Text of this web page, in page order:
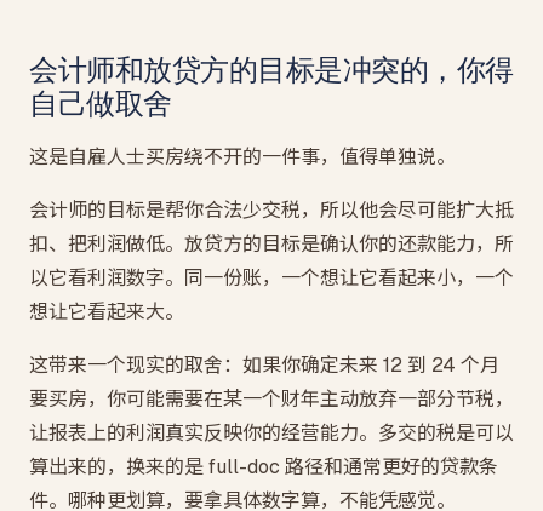
会计师和放贷方的目标是冲突的，你得
自己做取舍
这是自雇人士买房绕不开的一件事，值得单独说。
会计师的目标是帮你合法少交税，所以他会尽可能扩大抵
扣、把利润做低。放贷方的目标是确认你的还款能力，所
以它看利润数字。同一份账，一个想让它看起来小，一个
想让它看起来大。
这带来一个现实的取舍：如果你确定未来 12 到 24 个月
要买房，你可能需要在某一个财年主动放弃一部分节税，
让报表上的利润真实反映你的经营能力。多交的税是可以
算出来的，换来的是 full-doc 路径和通常更好的贷款条
件。哪种更划算，要拿具体数字算，不能凭感觉。